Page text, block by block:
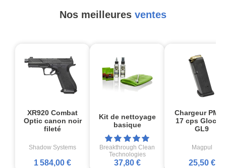
Nos meilleures ventes
XR920 Combat
Optic canon noir
fileté
Shadow Systems
1 584,00 €
Kit de nettoyage
basique
Breakthrough Clean
Technologies
37,80 €
Chargeur
17 cps
GL9
Magpul
25,50 €